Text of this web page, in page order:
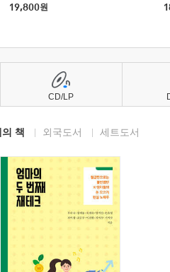
19,800원
책 외국도서 세트도서
CD/LP